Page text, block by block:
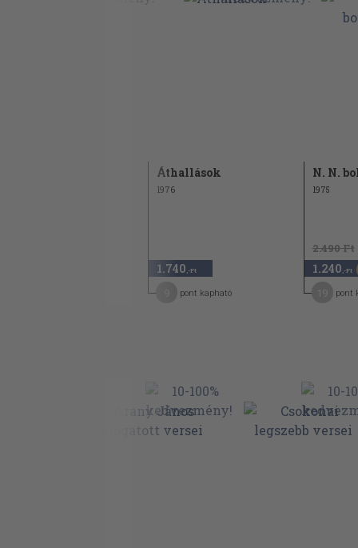
Áthallások
1976
1.740 ,-Ft
pont kapható
N. N.
1975
2.490 Ft
1.240 ,-Ft
pont